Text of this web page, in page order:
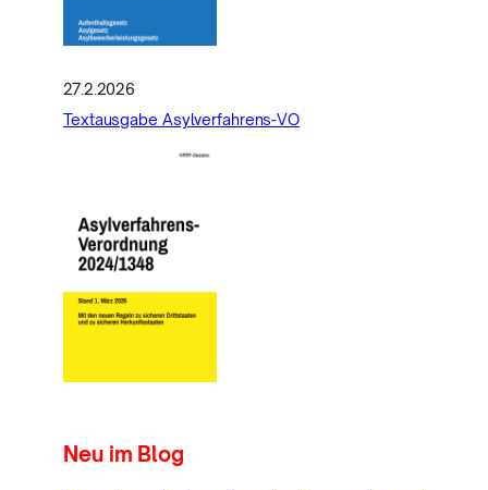
27.2.2026
Textausgabe Asylverfahrens-VO
Neu im Blog